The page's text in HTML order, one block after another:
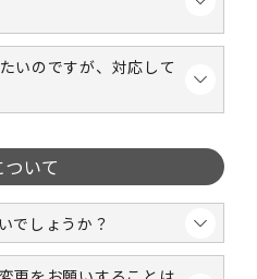
いのですが、対応して
いて
でしょうか？